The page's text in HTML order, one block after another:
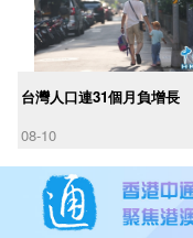
台灣人口連31個月負增長
08-10